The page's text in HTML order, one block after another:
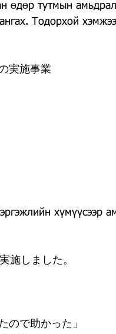
өдөр тутмын
Тодорхой
実施事業
хүмүүсээр
施しました。
ので助かった」